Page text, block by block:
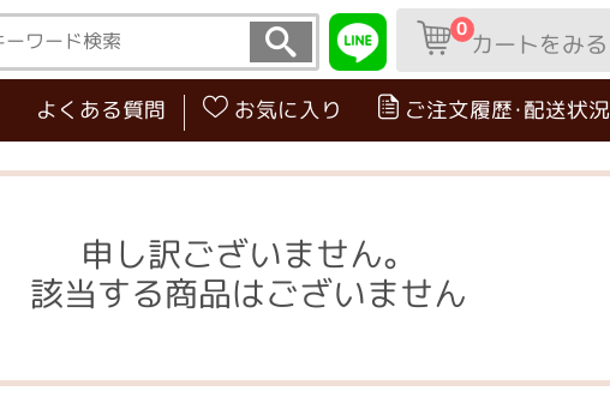
0カートをみる
よくある質問 お気に入り ご注文履歴･配送状況
申し訳ございません。
該当する商品はございません